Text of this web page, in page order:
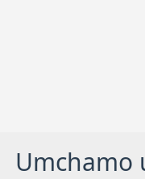
Umchamo